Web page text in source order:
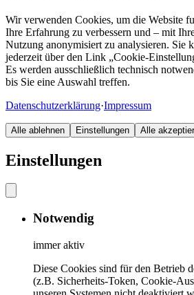
Wir verwenden Cookies, um die Website
Ihre Erfahrung zu verbessern und – mit
Nutzung anonymisiert zu analysieren. Sie
jederzeit über den Link „Cookie-
Es werden ausschließlich technisch
bis Sie eine Auswahl treffen.
Datenschutzerklärung·Impressum
Alle ablehnen Einstellungen Alle
Einstellungen
Notwendig
immer aktiv
Diese Cookies sind für den Betrieb
(z.B. Sicherheits-Token, Cookie-